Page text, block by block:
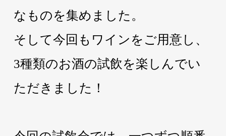
なものを集めました。
そして今回もワインをご用意し、
3種類のお酒の試飲を楽しんでい
ただきました！